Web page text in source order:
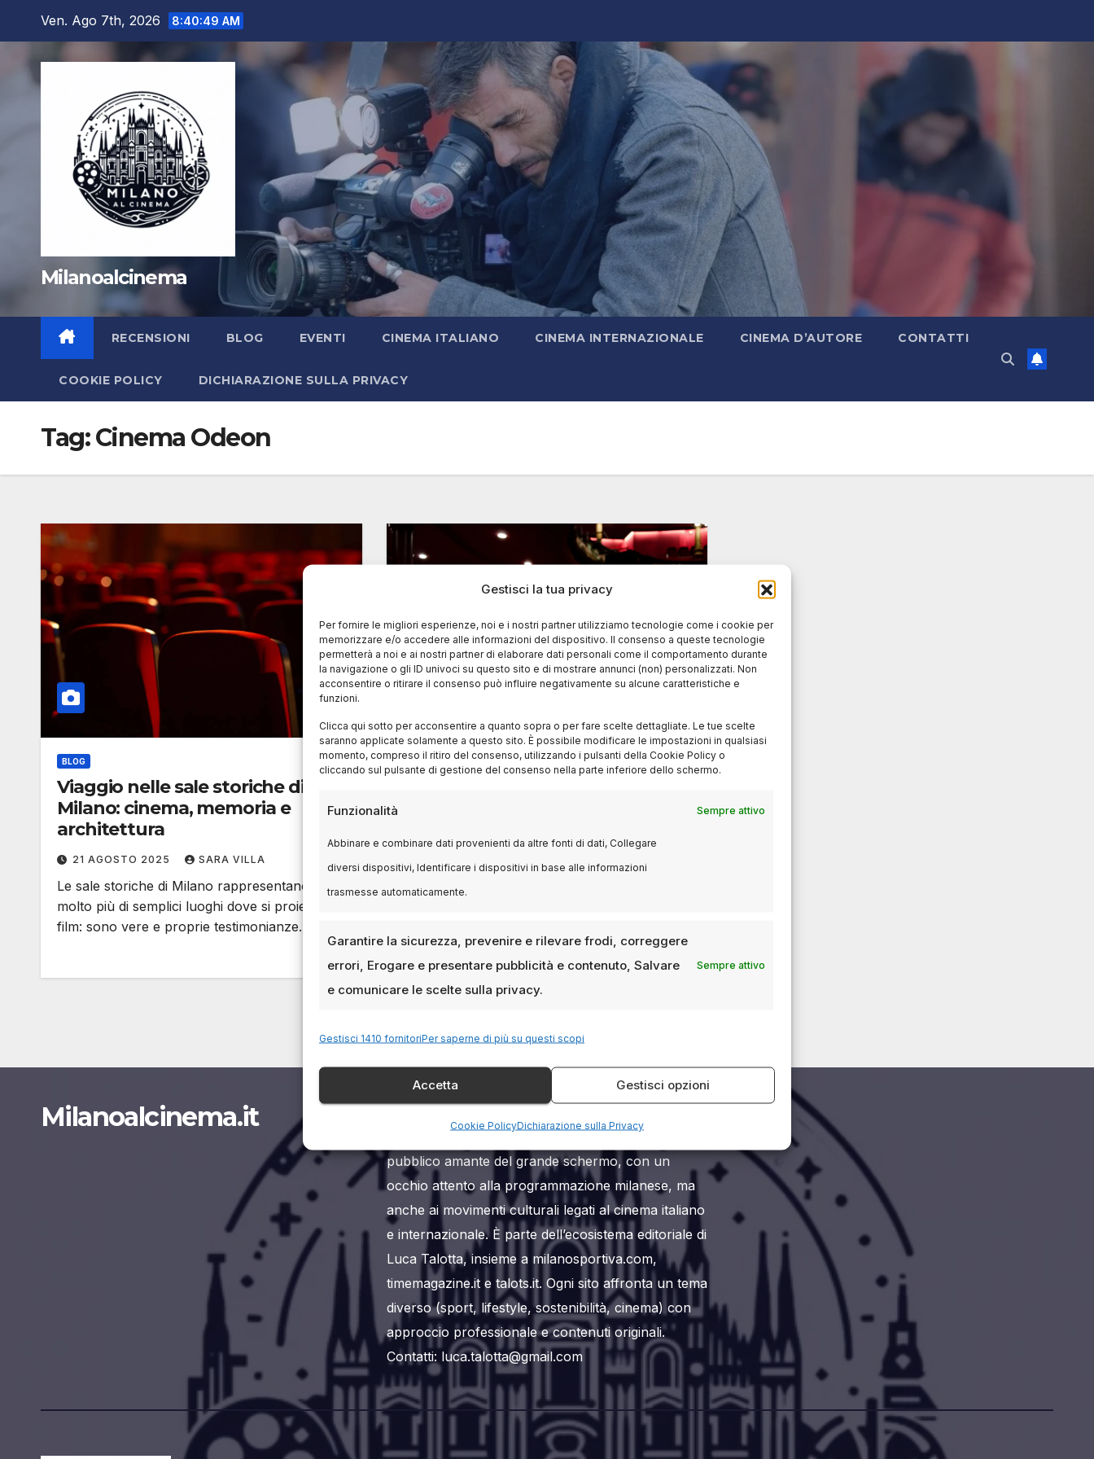
Gestisci la tua privacy
Per fornire le migliori esperienze, noi e i nostri partner utilizziamo tecnologie come i cookie per
memorizzare e/o accedere alle informazioni del dispositivo. Il consenso a queste tecnologie
permetterà a noi e ai nostri partner di elaborare dati personali come il comportamento durante
la navigazione o gli ID univoci su questo sito e di mostrare annunci (non) personalizzati. Non
acconsentire o ritirare il consenso può influire negativamente su alcune caratteristiche e
funzioni.
Clicca qui sotto per acconsentire a quanto sopra o per fare scelte dettagliate. Le tue scelte
saranno applicate solamente a questo sito. È possibile modificare le impostazioni in qualsiasi
momento, compreso il ritiro del consenso, utilizzando i pulsanti della Cookie Policy o
cliccando sul pulsante di gestione del consenso nella parte inferiore dello schermo.
Funzionalità Sempre attivo
Abbinare e combinare dati provenienti da altre fonti di dati, Collegare
diversi dispositivi, Identificare i dispositivi in base alle informazioni
trasmesse automaticamente.
Garantire la sicurezza, prevenire e rilevare frodi, correggere
errori, Erogare e presentare pubblicità e contenuto, Salvare
e comunicare le scelte sulla privacy.
Sempre attivo
Gestisci 1410 fornitoriPer saperne di più su questi scopi
Accetta Gestisci opzioni
Cookie PolicyDichiarazione sulla Privacy
contenuto
Ven. Ago 7th, 2026 8:40:50 AM
Milanoalcinema
RECENSIONI BLOG EVENTI CINEMA ITALIANO CINEMA INTERNAZIONALE CINEMA D’AUTORE CONTATTI
COOKIE POLICY DICHIARAZIONE SULLA PRIVACY
Tag:Cinema Odeon
BLOG
Viaggio nelle sale storiche di
Milano: cinema, memoria e
architettura
21 AGOSTO 2025 SARA VILLA
Le sale storiche di Milano rappresentano
molto più di semplici luoghi dove si proiettano
film: sono vere e proprie testimonianze…
EVENTI
Milano, città di cultura e innovazione, vanta
Milanoalcinema.it
al mondo del cinema a Milano. Si rivolge a un
pubblico amante del grande schermo, con un
occhio attento alla programmazione milanese, ma
anche ai movimenti culturali legati al cinema italiano
e internazionale. È parte dell’ecosistema editoriale di
Luca Talotta, insieme a milanosportiva.com,
timemagazine.it e talots.it. Ogni sito affronta un tema
diverso (sport, lifestyle, sostenibilità, cinema) con
approccio professionale e contenuti originali.
Contatti: luca.talotta@gmail.com